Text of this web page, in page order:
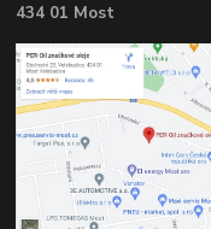
434 01 Most